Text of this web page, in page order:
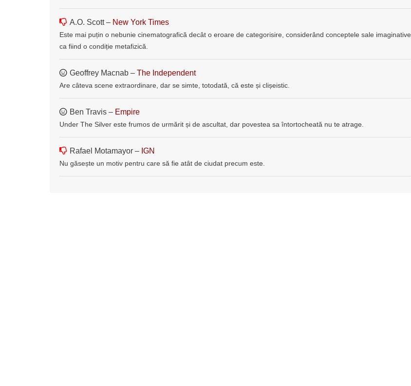
A.O. Scott – New York Times
Este mai puțin o nebunie cinematografică decât o eroare de categorisire, considerând conceptele sale imaginative
ca fiind o condiție metafizică.
Geoffrey Macnab – The Independent
Are câteva scene extraordinare, dar se simte, totodată, că este și clișeistic.
Ben Travis – Empire
Under The Silver este frumos de urmărit și de ascultat, dar povestea sa întortocheată nu te atrage.
Rafael Motamayor – IGN
Nu găsește un motiv pentru care să fie atât de ciudat precum este.